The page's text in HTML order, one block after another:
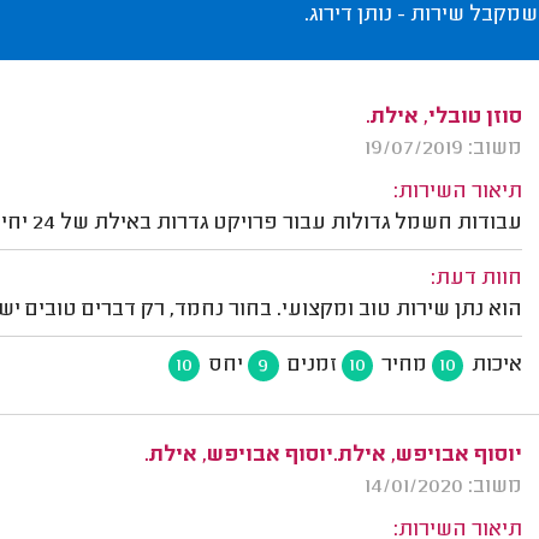
שמקבל שירות - נותן דירוג.
סוזן טובלי, אילת.
משוב: 19/07/2019
תיאור השירות:
עבודות חשמל גדולות עבור פרויקט גדרות באילת של 24 יחידות דיור.
חוות דעת:
הוא נתן שירות טוב ומקצועי. בחור נחמד, רק דברים טובים
איכות 10 מחיר 10 זמנים 9 יחס 10
יוסוף אבויפש, אילת.יוסוף אבויפש, אילת.
משוב: 14/01/2020
תיאור השירות: